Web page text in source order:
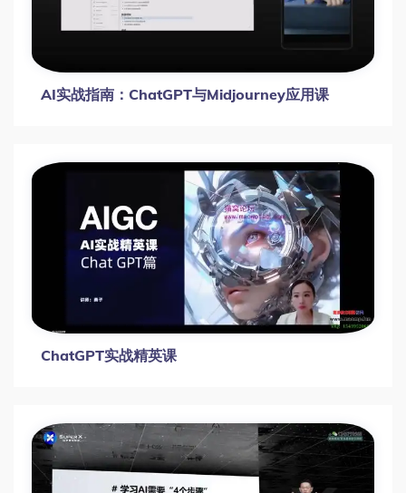
AI实战指南：ChatGPT与Midjourney应用课
ChatGPT实战精英课